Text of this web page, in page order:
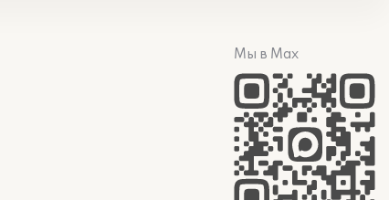
Мы в Max